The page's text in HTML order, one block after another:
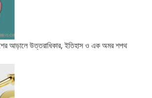
আড়ালে উত্তরাধিকার, ইতিহাস ও এক অমর শপথ